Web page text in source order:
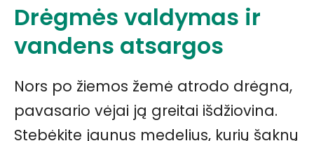
Drėgmės valdymas ir
vandens atsargos
Nors po žiemos žemė atrodo drėgna,
pavasario vėjai ją greitai išdžiovina.
Stebėkite jaunus medelius, kurių šaknų